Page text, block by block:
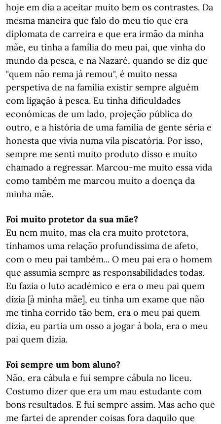
hoje em dia a aceitar muito bem os contrastes. Da
mesma maneira que falo do meu tio que era
diplomata de carreira e que era irmão da minha
mãe, eu tinha a família do meu pai, que vinha do
mundo da pesca, e na Nazaré, quando se diz que
"quem não rema já remou", é muito nessa
perspetiva de na família existir sempre alguém
com ligação à pesca. Eu tinha dificuldades
económicas de um lado, projeção pública do
outro, e a história de uma família de gente séria e
honesta que vivia numa vila piscatória. Por isso,
sempre me senti muito produto disso e muito
chamado a regressar. Marcou-me muito essa vida
como também me marcou muito a doença da
minha mãe.
Foi muito protetor da sua mãe?
Eu nem muito, mas ela era muito protetora,
tínhamos uma relação profundíssima de afeto,
com o meu pai também... O meu pai era o homem
que assumia sempre as responsabilidades todas.
Eu fazia o luto académico e era o meu pai quem
dizia [à minha mãe], eu tinha um exame que não
me tinha corrido tão bem, era o meu pai quem
dizia, eu partia um osso a jogar à bola, era o meu
pai quem dizia.
Foi sempre um bom aluno?
​​​​Não, era cábula e fui sempre cábula no liceu.
Costumo dizer que era um mau estudante com
bons resultados. E fui sempre assim. Mas acho que
me fartei de aprender coisas fora daquilo que